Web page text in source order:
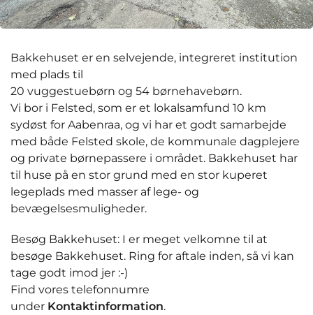
Bakkehuset er en selvejende, integreret institution
med plads til
20 vuggestuebørn og 54 børnehavebørn.
Vi bor i Felsted, som er et lokalsamfund 10 km
sydøst for Aabenraa, og vi har et godt samarbejde
med både Felsted skole, de kommunale dagplejere
og private børnepassere i området. Bakkehuset har
til huse på en stor grund med en stor kuperet
legeplads med masser af lege- og
bevægelsesmuligheder.
Besøg Bakkehuset: I er meget velkomne til at
besøge Bakkehuset. Ring for aftale inden, så vi kan
tage godt imod jer :-)
Find vores telefonnumre
under Kontaktinformation.